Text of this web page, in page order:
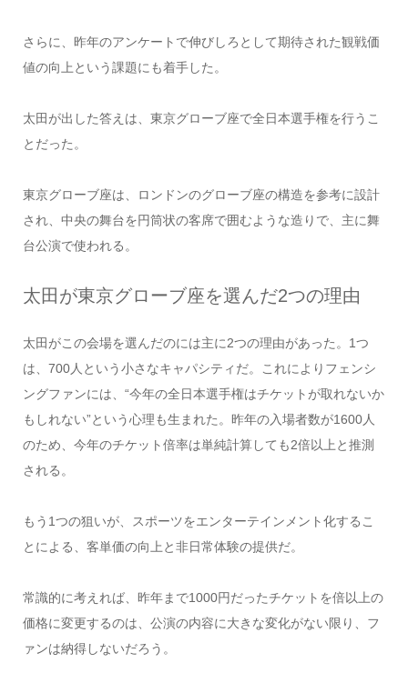
さらに、昨年のアンケートで伸びしろとして期待された観戦価
値の向上という課題にも着手した。
太田が出した答えは、東京グローブ座で全日本選手権を行うこ
とだった。
東京グローブ座は、ロンドンのグローブ座の構造を参考に設計
され、中央の舞台を円筒状の客席で囲むような造りで、主に舞
台公演で使われる。
太田が東京グローブ座を選んだ2つの理由
太田がこの会場を選んだのには主に2つの理由があった。1つ
は、700人という小さなキャパシティだ。これによりフェンシ
ングファンには、“今年の全日本選手権はチケットが取れないか
もしれない”という心理も生まれた。昨年の入場者数が1600人
のため、今年のチケット倍率は単純計算しても2倍以上と推測
される。
もう1つの狙いが、スポーツをエンターテインメント化するこ
とによる、客単価の向上と非日常体験の提供だ。
常識的に考えれば、昨年まで1000円だったチケットを倍以上の
価格に変更するのは、公演の内容に大きな変化がない限り、フ
ァンは納得しないだろう。